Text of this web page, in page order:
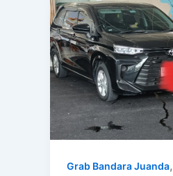
Grab Bandara Juanda,